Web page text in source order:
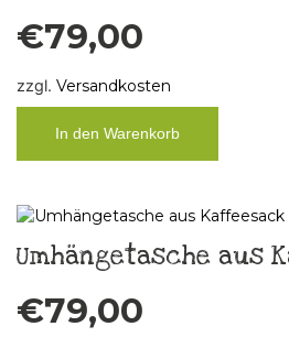
€79,00
zzgl. Versandkosten
In den Warenkorb
Umhängetasche aus
€79,00